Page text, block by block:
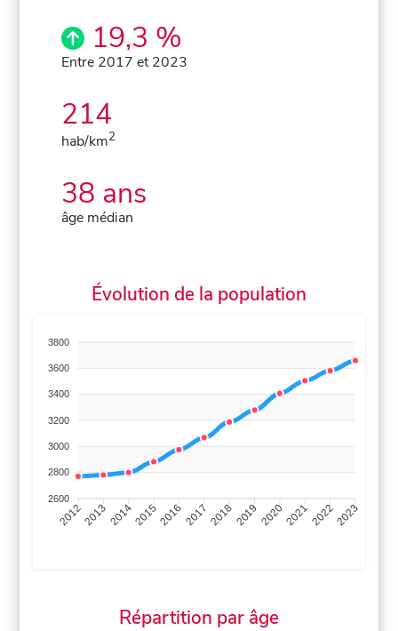
19,3 %
Entre 2017 et 2023
214
hab/km2
38 ans
âge médian
Évolution de la population
3800
3600
3400
3200
3000
2800
2600
201220132014201520162017 20182019 2020202120222023
Répartition par âge